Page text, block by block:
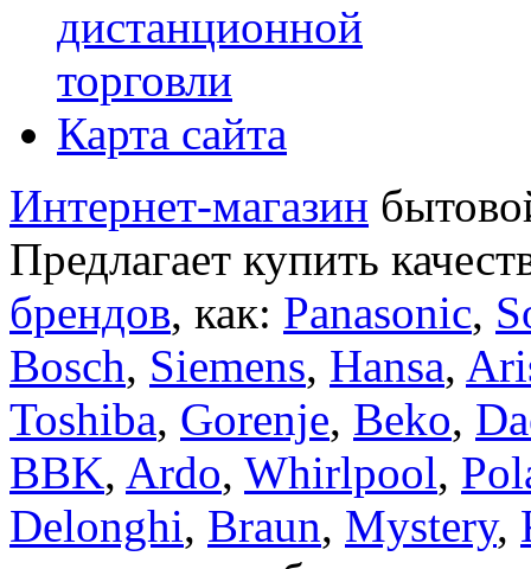
дистанционной
торговли
Карта сайта
Интернет-магазин
Предлагает купить
брендов, как: Panasonic,
Bosch, Siemens, Hansa,
Toshiba, Gorenje, Beko,
BBK, Ardo, Whirlpool,
Delonghi, Braun, Mystery,